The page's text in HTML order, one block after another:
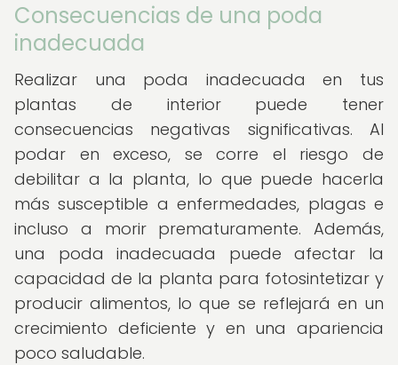
Consecuencias de una poda
inadecuada
Realizar una poda inadecuada en tus
plantas de interior puede tener
consecuencias negativas significativas. Al
podar en exceso, se corre el riesgo de
debilitar a la planta, lo que puede hacerla
más susceptible a enfermedades, plagas e
incluso a morir prematuramente. Además,
una poda inadecuada puede afectar la
capacidad de la planta para fotosintetizar y
producir alimentos, lo que se reflejará en un
crecimiento deficiente y en una apariencia
poco saludable.